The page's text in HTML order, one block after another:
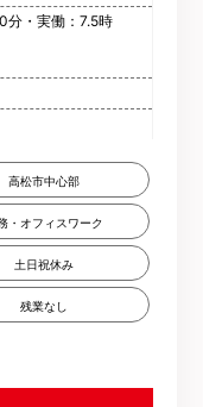
・実働：7.5時
高松市中心部
・オフィスワーク
土日祝休み
残業なし